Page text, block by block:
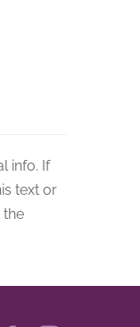
info. If
text or
the